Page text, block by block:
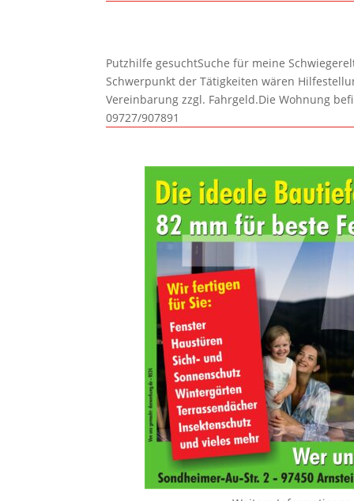
Putzhilfe gesuchtSuche für meine
Schwerpunkt der Tätigkeiten wären
Vereinbarung zzgl. Fahrgeld.Die Wohnung
09727/907891